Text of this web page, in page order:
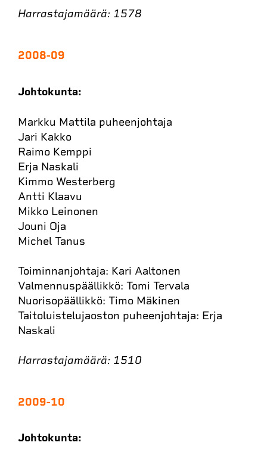
Harrastajamäärä: 1578
2008-09
Johtokunta:
Markku Mattila puheenjohtaja
Jari Kakko
Raimo Kemppi
Erja Naskali
Kimmo Westerberg
Antti Klaavu
Mikko Leinonen
Jouni Oja
Michel Tanus
Toiminnanjohtaja: Kari Aaltonen
Valmennuspäällikkö: Tomi Tervala
Nuorisopäällikkö: Timo Mäkinen
Taitoluistelujaoston puheenjohtaja: Erja
Naskali
Harrastajamäärä: 1510
2009-10
Johtokunta: